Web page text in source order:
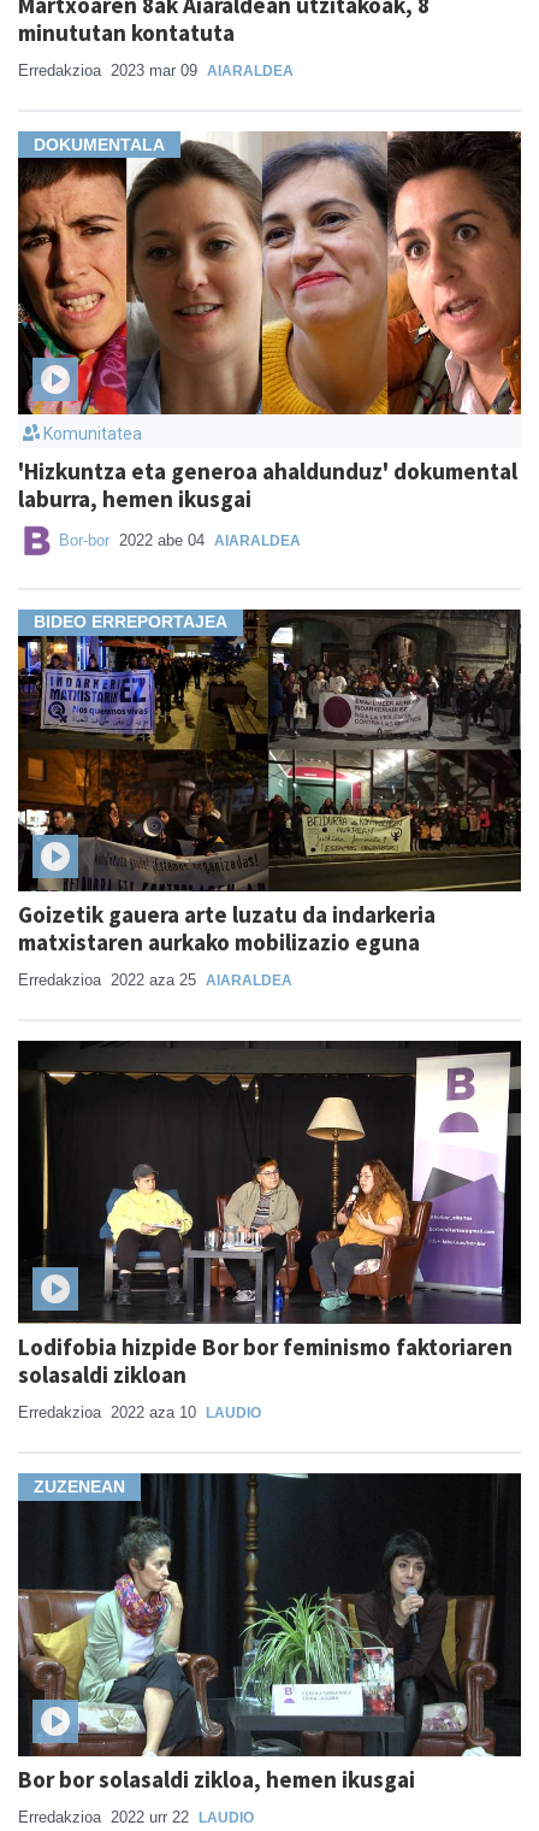
minututan kontatuta
Erredakzioa 2023 mar 09 AIARALDEA
DOKUMENTALA
Komunitatea
'Hizkuntza eta generoa ahaldunduz' dokumental
laburra, hemen ikusgai
Bor-bor 2022 abe 04 AIARALDEA
BIDEO ERREPORTAJEA
Goizetik gauera arte luzatu da indarkeria
matxistaren aurkako mobilizazio eguna
Erredakzioa 2022 aza 25 AIARALDEA
Lodifobia hizpide Bor bor feminismo faktoriaren
solasaldi zikloan
Erredakzioa 2022 aza 10 LAUDIO
ZUZENEAN
Bor bor solasaldi zikloa, hemen ikusgai
Erredakzioa 2022 urr 22 LAUDIO